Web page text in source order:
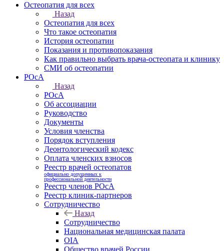
Остеопатия для всех
Назад
Остеопатия для всех
Что такое остеопатия
История остеопатии
Показания и противопоказания
Как правильно выбрать врача-остеопата и клинику
СМИ об остеопатии
РОсА
Назад
РОсА
Об ассоциации
Руководство
Документы
Условия членства
Порядок вступления
Деонтологический кодекс
Оплата членских взносов
Реестр врачей остеопатов
официально допущенных к
профессиональной деятельности
Реестр членов РОсА
Реестр клиник-партнеров
Сотрудничество
Назад
Сотрудничество
Национальная медицинская палата
OIA
Общество врачей России